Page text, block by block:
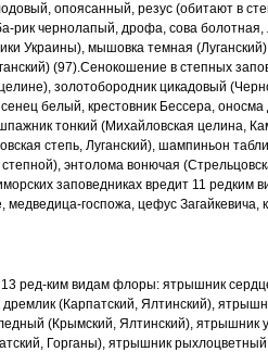
опоясанный, резус (обитают в
-рик чернолапый, дрофа, сова
Украины), мышовкатемная
(97).Сенокошение в степных
золотобородникцикадовый
белый, крестовник Бессера, оносма
тонкий (Михайловская целина,
степь, Луганский), шампиньон
степной), энтолома вонючая
заповедниках вредит 11 редким
медведица-госпожа, цефус Загайкевича,
ред-ким видам флоры: ятрышник
(Карпатский,Ялтинский),
(Крымский, Ялтинский), ятрышник
Горганы), ятрышник